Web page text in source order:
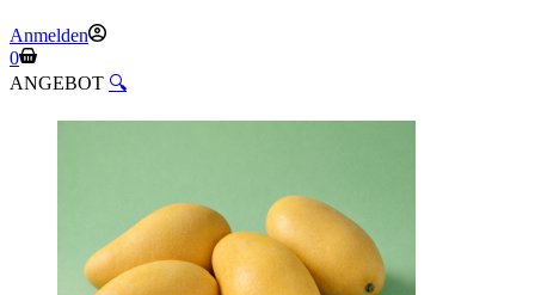
Anmelden
Warenkorb
0
ANGEBOT 🔍